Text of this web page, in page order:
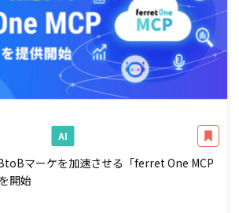
AI
マーケを加速させる「ferret One MCP
開始